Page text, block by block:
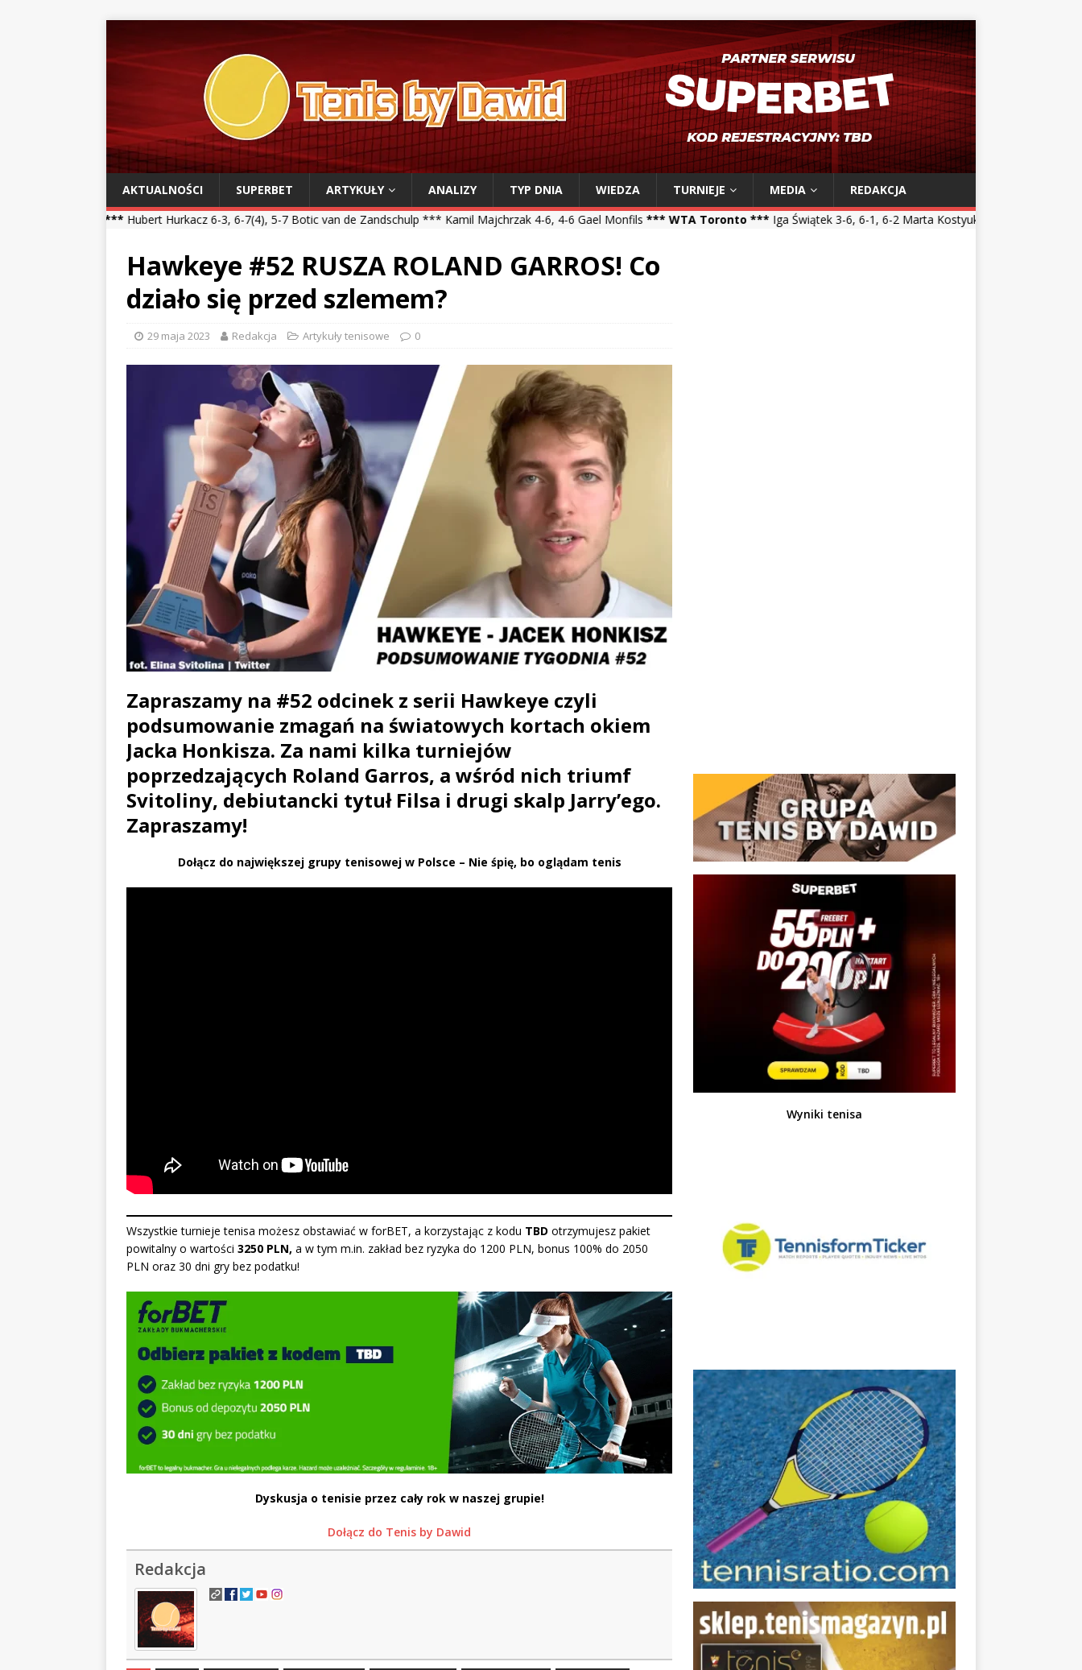
AKTUALNOŚCI SUPERBET ARTYKUŁY ANALIZY TYP DNIA WIEDZA TURNIEJE MEDIA
REDAKCJA
Hubert Hurkacz 6-3, 6-7(4), 5-7 Botic van de Zandschulp *** Kamil Majchrzak 4-6, 4-6 Gael Monfils*** WTA Toronto ***Iga Świątek 3-6, 6-1, 6-2 Marta Kostyuk *** Maja Chwalińska 5-7, 1-6 Talia
Hawkeye #52 RUSZA ROLAND GARROS! Co
działo się przed szlemem?
29 maja 2023 Redakcja Artykuły tenisowe 0
Zapraszamy na #52 odcinek z serii Hawkeye czyli
podsumowanie zmagań na światowych kortach okiem
Jacka Honkisza. Za nami kilka turniejów
poprzedzających Roland Garros, a wśród nich triumf
Svitoliny, debiutancki tytuł Filsa i drugi skalp Jarry’ego.
Zapraszamy!
Dołącz do największej grupy tenisowej w Polsce – Nie śpię, bo oglądam tenis
Wszystkie turnieje tenisa możesz obstawiać w forBET, a korzystając z kodu TBD otrzymujesz pakiet
powitalny o wartości 3250 PLN, a w tym m.in. zakład bez ryzyka do 1200 PLN, bonus 100% do 2050
PLN oraz 30 dni gry bez podatku!
Dyskusja o tenisie przez cały rok w naszej grupie!
Dołącz do Tenis by Dawid
Redakcja
Wyniki tenisa